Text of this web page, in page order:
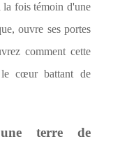
fois témoin d'une
ouvre ses portes
comment cette
le cœur battant de
une terre de